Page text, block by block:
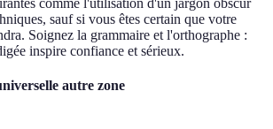
comme l'utilisation d'un jargon obscur
sauf si vous êtes certain que votre
Soignez la grammaire et l'orthographe :
inspire confiance et sérieux.
autre zone